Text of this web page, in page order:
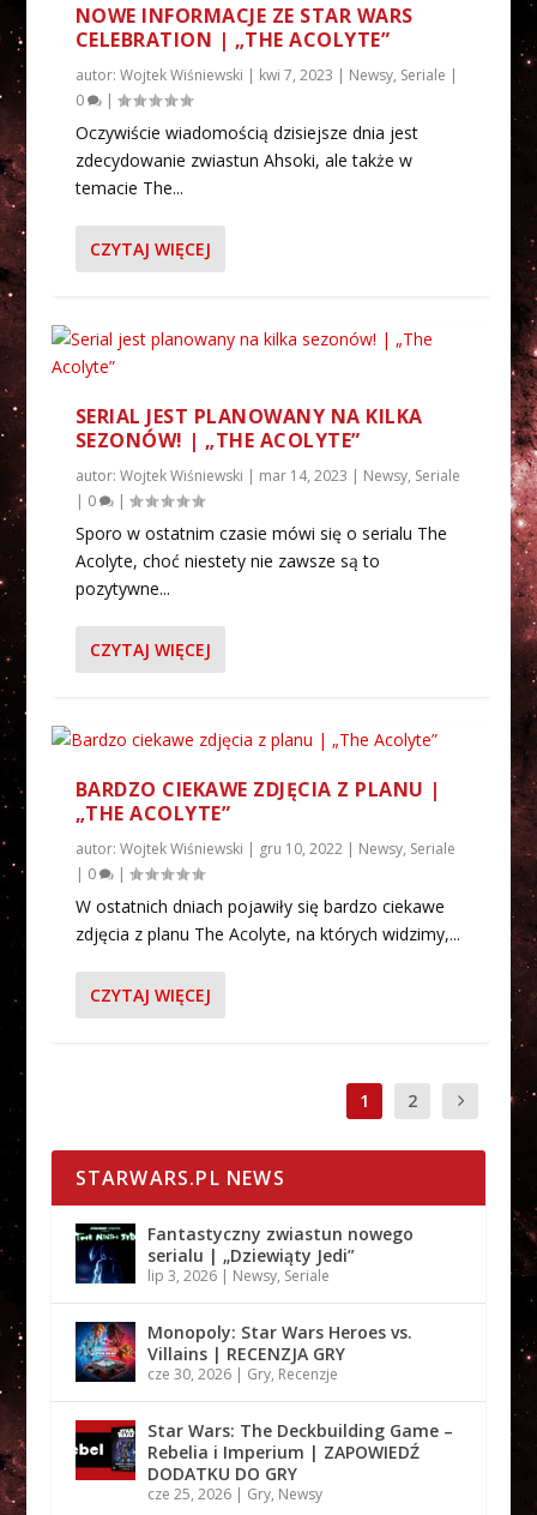
NOWE INFORMACJE ZE STAR WARS
CELEBRATION | „THE ACOLYTE”
autor: Wojtek Wiśniewski | kwi 7, 2023 | Newsy, Seriale |
0
|
Oczywiście wiadomością dzisiejsze dnia jest
zdecydowanie zwiastun Ahsoki, ale także w
temacie The...
CZYTAJ WIĘCEJ
SERIAL JEST PLANOWANY NA KILKA
SEZONÓW! | „THE ACOLYTE”
autor: Wojtek Wiśniewski | mar 14, 2023 | Newsy, Seriale
| 0 |
Sporo w ostatnim czasie mówi się o serialu The
Acolyte, choć niestety nie zawsze są to
pozytywne...
CZYTAJ WIĘCEJ
BARDZO CIEKAWE ZDJĘCIA Z PLANU |
„THE ACOLYTE”
autor: Wojtek Wiśniewski | gru 10, 2022| Newsy, Seriale
| 0 |
W ostatnich dniach pojawiły się bardzo ciekawe
zdjęcia z planu The Acolyte, na których widzimy,...
CZYTAJ WIĘCEJ
1 2
STARWARS.PL NEWS
Fantastyczny zwiastun nowego
serialu | „Dziewiąty Jedi”
lip 3, 2026| Newsy, Seriale
Monopoly: Star Wars Heroes vs.
Villains | RECENZJA GRY
cze 30, 2026| Gry, Recenzje
Star Wars: The Deckbuilding Game –
Rebelia i Imperium | ZAPOWIEDŹ
DODATKU DO GRY
cze 25, 2026| Gry, Newsy